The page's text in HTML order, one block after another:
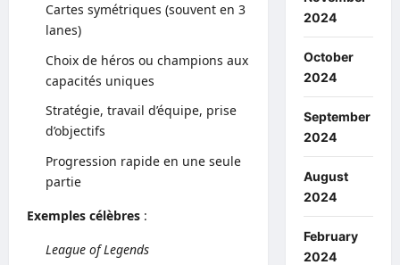
Cartes symétriques (souvent en 3
lanes)
Choix de héros ou champions aux
capacités uniques
Stratégie, travail d’équipe, prise
d’objectifs
Progression rapide en une seule
partie
Exemples célèbres :
League of Legends
2024
October
2024
September
2024
August
2024
February
2024